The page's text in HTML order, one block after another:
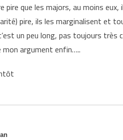
pire que les majors, au moins
pire, ils les marginalisent et
un peu long, pas toujours très
mon argument enfin…..